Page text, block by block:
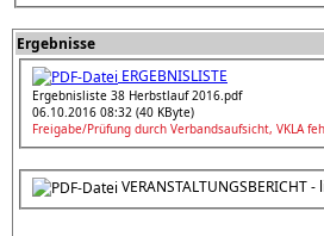
Ergebnisse
ERGEBNISLISTE
Ergebnisliste 38 Herbstlauf 2016.pdf
06.10.2016 08:32 (40 KByte)
Freigabe/Prüfung durch Verbandsaufsicht, VKLA
VERANSTALTUNGSBERICHT